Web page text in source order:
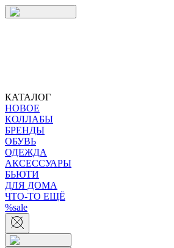
КАТАЛОГ
НОВОЕ
КОЛЛАБЫ
БРЕНДЫ
ОБУВЬ
ОДЕЖДА
АКСЕССУАРЫ
БЬЮТИ
ДЛЯ ДОМА
ЧТО-ТО ЕЩЁ
%sale